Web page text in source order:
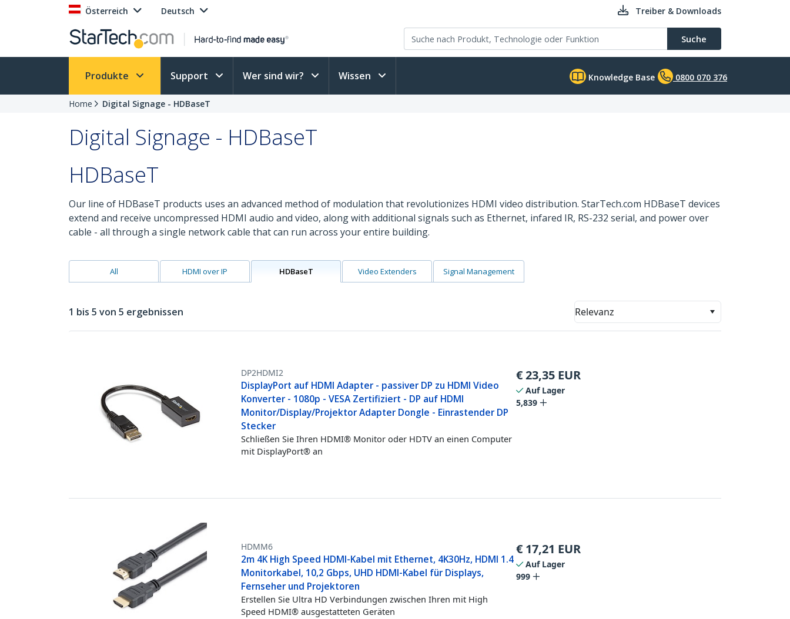
Österreich Deutsch Treiber & Downloads
Suche
Produkte Support Wer sind wir? Wissen Knowledge Base 0800 070 376
Home Digital Signage - HDBaseT
Digital Signage - HDBaseT
HDBaseT
Our line of HDBaseT products uses an advanced method of modulation that revolutionizes HDMI video distribution. StarTech.com HDBaseT devices
extend and receive uncompressed HDMI audio and video, along with additional signals such as Ethernet, infared IR, RS-232 serial, and power over
cable - all through a single network cable that can run across your entire building.
All HDMI over IP HDBaseT Video Extenders Signal Management
1 bis 5 von 5 ergebnissen Relevanz
DP2HDMI2
DisplayPort auf HDMI Adapter - passiver DP zu HDMI Video
Konverter - 1080p - VESA Zertifiziert - DP auf HDMI
Monitor/Display/Projektor Adapter Dongle - Einrastender DP
Stecker
Schließen Sie Ihren HDMI® Monitor oder HDTV an einen Computer
mit DisplayPort® an
€23,35 EUR
Auf Lager
5,839
HDMM6
2m 4K High Speed HDMI-Kabel mit Ethernet, 4K30Hz, HDMI 1.4
Monitorkabel, 10,2 Gbps, UHD HDMI-Kabel für Displays,
Fernseher und Projektoren
Erstellen Sie Ultra HD Verbindungen zwischen Ihren mit High
Speed HDMI® ausgestatteten Geräten
€ 17,21 EUR
Auf Lager
999